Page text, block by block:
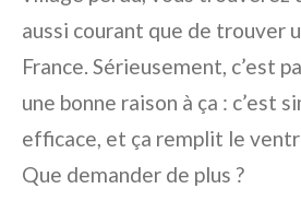
aussi courant que de trouver
France. Sérieusement, c’est
une bonne raison à ça : c’est
efficace, et ça remplit le
Que demander de plus ?